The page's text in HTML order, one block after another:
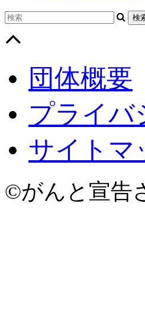
団体概要
プライバ
サイトマ
©がんと宣告